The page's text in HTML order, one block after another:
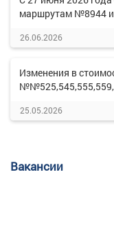
маршрутам №8944
26.06.2026
Изменения в
25.05.2026
Вакансии